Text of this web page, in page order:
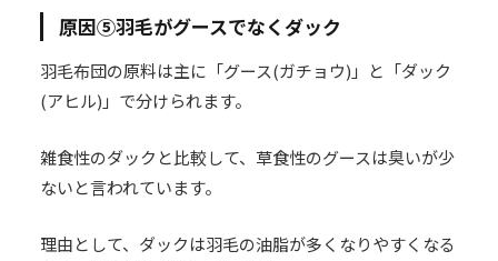
原因⑤羽毛がグースでなくダック
羽毛布団の原料は主に「グース(ガチョウ)」と「ダック
(アヒル)」で分けられます。
雑食性のダックと比較して、草食性のグースは臭いが少
ないと言われています。
理由として、ダックは羽毛の油脂が多くなりやすくなる